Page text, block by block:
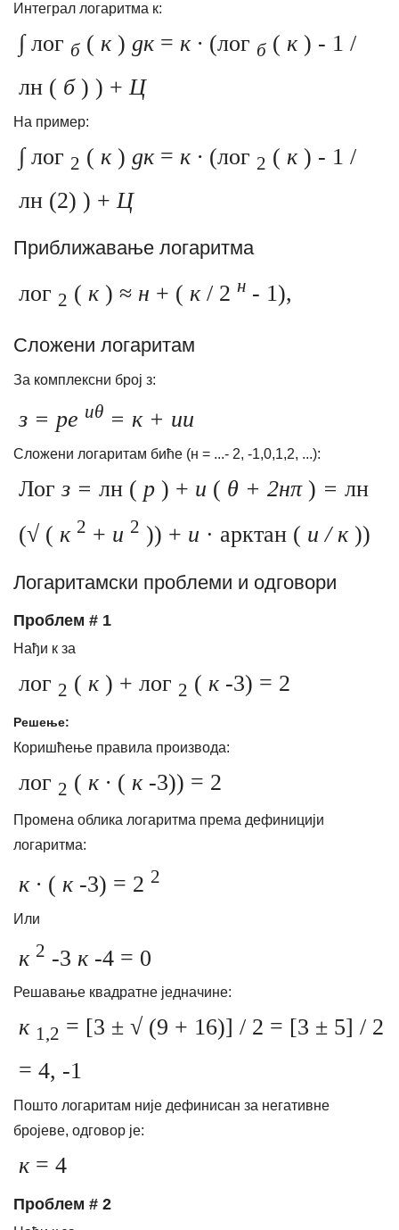
Интеграл логаритма к:
∫лог б ( к) дк= к ∙ (лог б ( к) - 1 /
лн ( б) ) +Ц
На пример:
∫лог 2 ( к) дк= к ∙ (лог 2 ( к) - 1 /
лн (2) ) +Ц
Приближавање логаритма
лог 2 ( к) ≈ н + ( к/ 2 н - 1),
Сложени логаритам
За комплексни број з:
з = ре иθ = к + ии
Сложени логаритам биће (н = ...- 2, -1,0,1,2, ...):
Логз = лн ( р ) + и ( θ + 2нπ) = лн
(√ ( к 2 + и 2 )) + и · арктан ( и / к))
Логаритамски проблеми и одговори
Проблем # 1
Нађи к за
лог 2 ( к) + лог 2 ( к-3) = 2
Решење:
Коришћење правила производа:
лог 2 ( к ∙ ( к-3)) = 2
Промена облика логаритма према дефиницији
логаритма:
к ∙ ( к-3) = 2 2
Или
к 2 -3 к-4 = 0
Решавање квадратне једначине:
к 1,2 = [3 ± √ (9 + 16)] / 2 = [3 ± 5] / 2
= 4, -1
Пошто логаритам није дефинисан за негативне
бројеве, одговор је:
к= 4
Проблем # 2